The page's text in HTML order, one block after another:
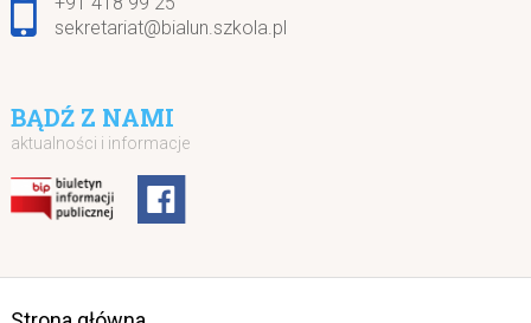
sekretariat@bialun.szkola.pl
BĄDŹ Z NAMI
aktualności i informacje